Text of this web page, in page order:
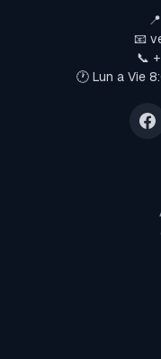
📧
📞
🕐 Lun a Vie